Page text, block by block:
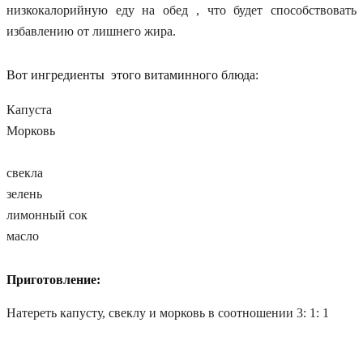
низкокалорийную еду на обед , что будет способствовать
избавлению от лишнего жира.
Вот ингредиенты этого витаминного блюда:
Капуста
Морковь
свекла
зелень
лимонный сок
масло
Приготовление:
Натереть капусту, свеклу и морковь в соотношении 3: 1: 1